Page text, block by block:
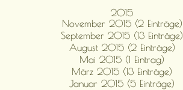
2015
November 2015 (2 Einträge)
September 2015 (13 Einträge)
August 2015 (2 Einträge)
Mai 2015 (1 Eintrag)
März 2015 (13 Einträge)
Januar 2015 (5 Einträge)